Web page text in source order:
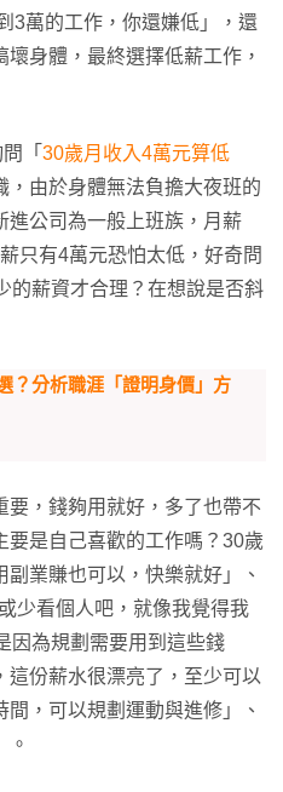
3萬的工作，你還嫌低」，還
身體，最終選擇低薪工作，
「 30歲月收入4萬元算低
，由於身體無法負擔大夜班的
進公司為一般上班族，月薪
只有4萬元恐怕太低，好奇問
的薪資才合理？在想說是否斜
？分析職涯「證明身價」方
，錢夠用就好，多了也帶不
要是自己喜歡的工作嗎？30歲
業賺也可以，快樂就好」、
少看個人吧，就像我覺得我
因為規劃需要用到這些錢
這份薪水很漂亮了，至少可以
，可以規劃運動與進修」、
。